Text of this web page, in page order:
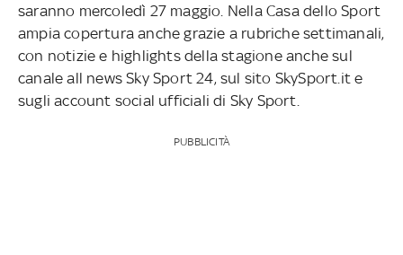
saranno mercoledì 27 maggio. Nella Casa dello Sport
ampia copertura anche grazie a rubriche settimanali,
con notizie e highlights della stagione anche sul
canale all news Sky Sport 24, sul sito SkySport.it e
sugli account social ufficiali di Sky Sport.
PUBBLICITÀ